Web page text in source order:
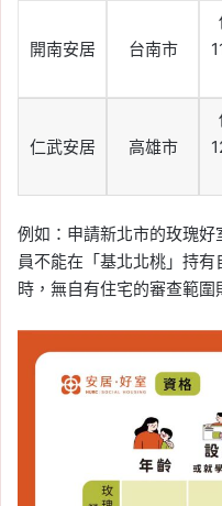
開南安居 台南市
仁武安居 高雄市
例如：申請新北市的玫瑰
員不能在「基北北桃」持
時，無自有住宅的審查範圍